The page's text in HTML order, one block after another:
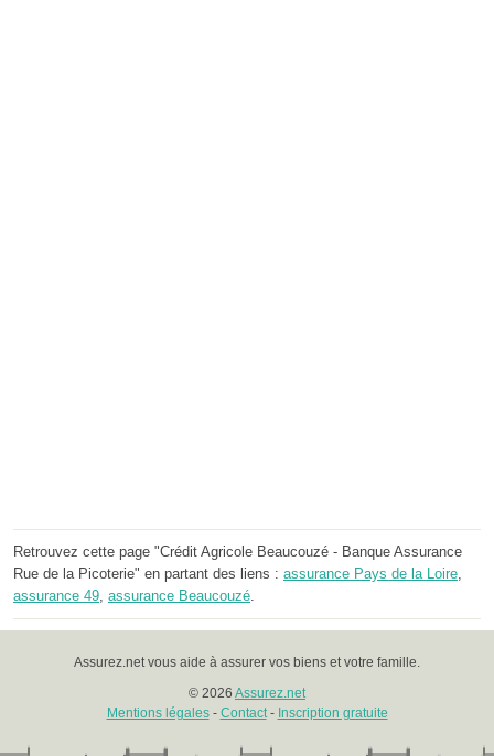
Retrouvez cette page "Crédit Agricole Beaucouzé - Banque Assurance
Rue de la Picoterie" en partant des liens : assurance Pays de la Loire
assurance 49 assurance Beaucouzé
Assurez.net vous aide à assurer vos biens et votre famille.
© 2026 Assurez.net
Mentions légales- Contact- Inscription gratuite